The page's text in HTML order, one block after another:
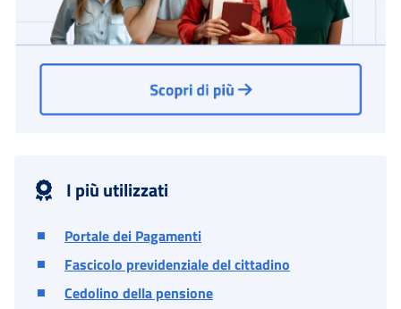
I più utilizzati
Portale dei Pagamenti
Fascicolo previdenziale del cittadino
Cedolino della pensione